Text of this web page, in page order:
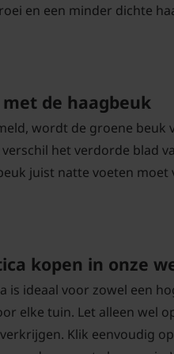
en een minder dichte
de haagbeuk
wordt de groene beuk
het verdorde blad
juist natte voeten moet
kopen in onze
is ideaal voor zowel een
elke tuin. Let alleen wel
Klik eenvoudig